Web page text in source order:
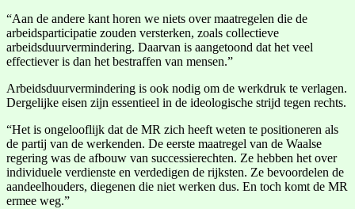
“Aan de andere kant horen we niets over maatregelen die de
arbeidsparticipatie zouden versterken, zoals collectieve
arbeidsduurvermindering. Daarvan is aangetoond dat het veel
effectiever is dan het bestraffen van mensen.”
Arbeidsduurvermindering is ook nodig om de werkdruk te verlagen.
Dergelijke eisen zijn essentieel in de ideologische strijd tegen rechts.
“Het is ongelooflijk dat de MR zich heeft weten te positioneren als
de partij van de werkenden. De eerste maatregel van de Waalse
regering was de afbouw van successierechten. Ze hebben het over
individuele verdienste en verdedigen de rijksten. Ze bevoordelen de
aandeelhouders, diegenen die niet werken dus. En toch komt de MR
ermee weg.”